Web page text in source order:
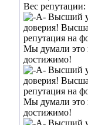
Вес репутации: